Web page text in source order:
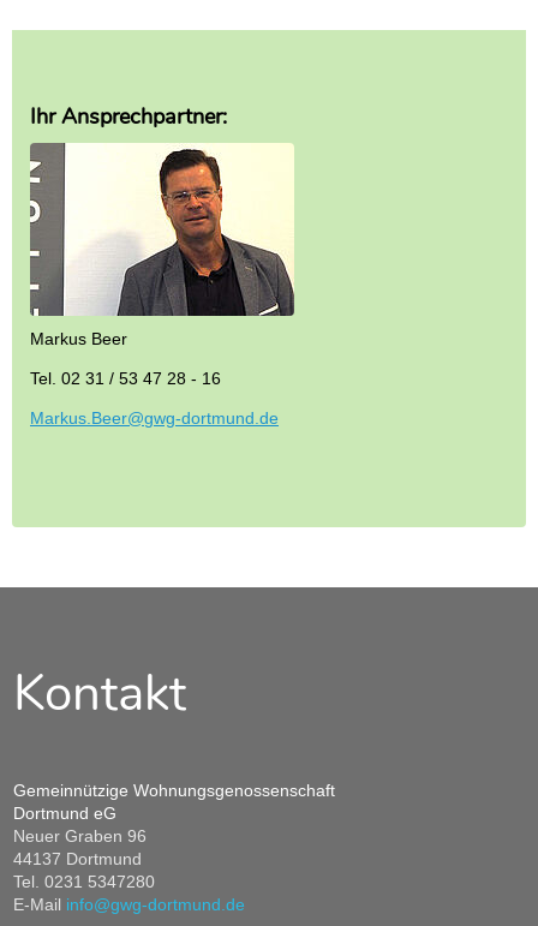
Ihr Ansprechpartner:
Markus Beer
Tel. 02 31 / 53 47 28 - 16
Markus.Beer@gwg-dortmund.de
Kontakt
Gemeinnützige Wohnungsgenossenschaft
Dortmund eG
Neuer Graben 96
44137 Dortmund
Tel. 0231 5347280
E-Mail info@gwg-dortmund.de